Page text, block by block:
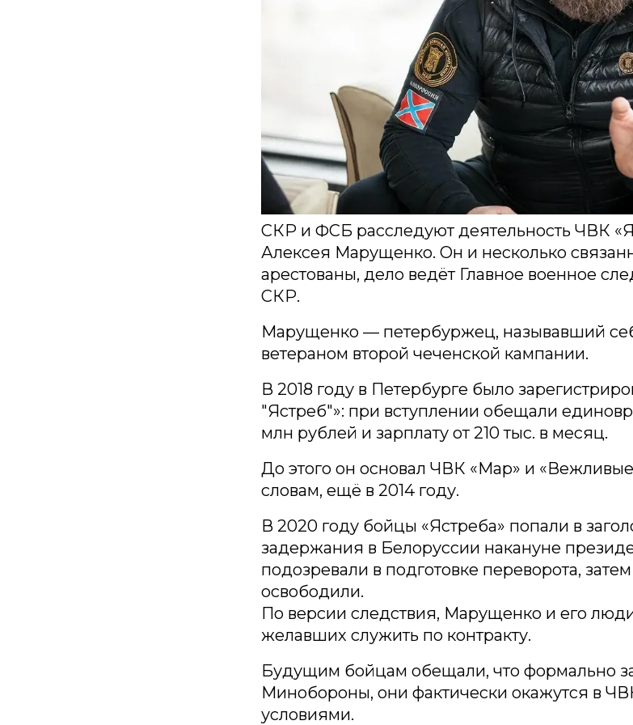
СКР и ФСБ расследуют деятельность ЧВК
Алексея Марущенко. Он и несколько
арестованы, дело ведёт Главное военное
СКР.
Марущенко — петербуржец, называвший
ветераном второй чеченской кампании.
В 2018 году в Петербурге было
"Ястреб"»: при вступлении обещали
млн рублей и зарплату от 210 тыс. в месяц.
До этого он основал ЧВК «Мар» и
словам, ещё в 2014 году.
В 2020 году бойцы «Ястреба» попали в
задержания в Белоруссии накануне
подозревали в подготовке переворота,
освободили.
По версии следствия, Марущенко и его
желавших служить по контракту.
Будущим бойцам обещали, что формально
Минобороны, они фактически окажутся в
условиями.